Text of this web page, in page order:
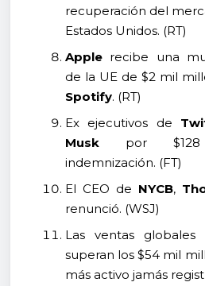
recuperación del
Estados Unidos. (RT)
Applerecibe una
de la UE de $2 mil
Spotify. (RT)
Ex ejecutivos de
Muskpor $128
indemnización. (FT)
El CEO de NYCB,
renunció. (WSJ)
Las ventas
superan los $54 mil
más activo jamás